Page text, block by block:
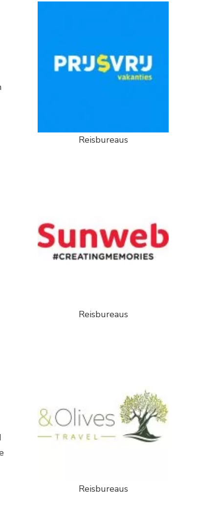
Reisbureaus
Reisbureaus
Reisbureaus